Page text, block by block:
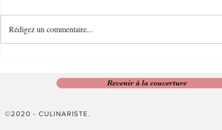
Rédigez un commentaire...
Revenir à la couverture
©2020 - CULINARISTE.